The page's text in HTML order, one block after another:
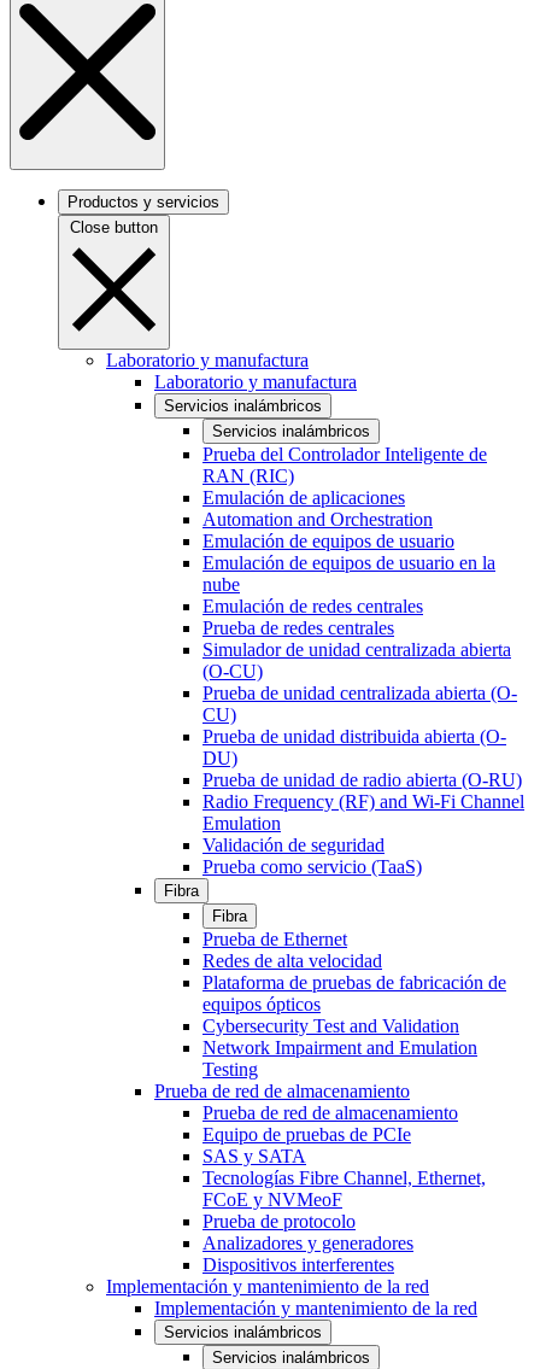
Productos y servicios
Close button
Laboratorio y manufactura
Laboratorio y manufactura
Servicios inalámbricos
Servicios inalámbricos
Prueba del Controlador Inteligente de
RAN (RIC)
Emulación de aplicaciones
Automation and Orchestration
Emulación de equipos de usuario
Emulación de equipos de usuario en la
nube
Emulación de redes centrales
Prueba de redes centrales
Simulador de unidad centralizada abierta
(O-CU)
Prueba de unidad centralizada abierta (O-
CU)
Prueba de unidad distribuida abierta (O-
DU)
Prueba de unidad de radio abierta (O-RU)
Radio Frequency (RF) and Wi-Fi Channel
Emulation
Validación de seguridad
Prueba como servicio (TaaS)
Fibra
Fibra
Prueba de Ethernet
Redes de alta velocidad
Plataforma de pruebas de fabricación de
equipos ópticos
Cybersecurity Test and Validation
Network Impairment and Emulation
Testing
Prueba de red de almacenamiento
Prueba de red de almacenamiento
Equipo de pruebas de PCIe
SAS y SATA
Tecnologías Fibre Channel, Ethernet,
FCoE y NVMeoF
Prueba de protocolo
Analizadores y generadores
Dispositivos interferentes
Implementación y mantenimiento de la red
Implementación y mantenimiento de la red
Servicios inalámbricos
Servicios inalámbricos